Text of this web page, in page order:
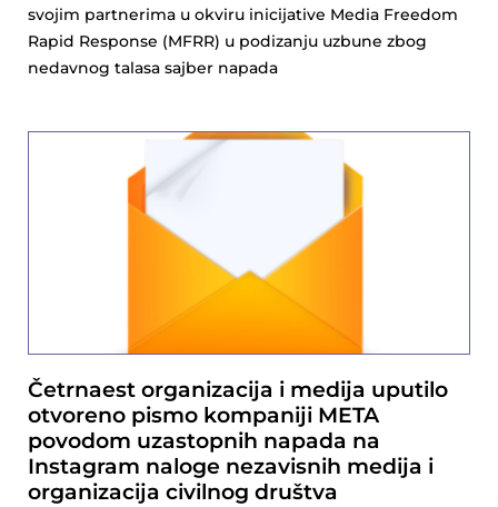
svojim partnerima u okviru inicijative Media Freedom
Rapid Response (MFRR) u podizanju uzbune zbog
nedavnog talasa sajber napada
Četrnaest organizacija i medija uputilo
otvoreno pismo kompaniji META
povodom uzastopnih napada na
Instagram naloge nezavisnih medija i
organizacija civilnog društva